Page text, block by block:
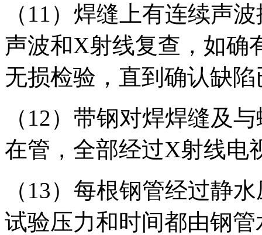
（11）焊缝上有连续声
声波和X射线复查，如确
无损检验，直到确认缺
（12）带钢对焊焊缝及
在管，全部经过X射线电
（13）每根钢管经过静
试验压力和时间都由钢